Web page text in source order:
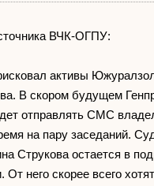
ВЧК-ОГПУ:
активы
В скором будущем
отправлять СМС
на пару заседаний.
Струкова остается в
От него скорее всего